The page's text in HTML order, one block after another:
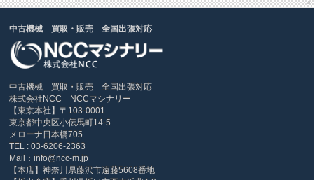
中古機械 買取・販売 全国出張対応
中古機械 買取・販売 全国出張対応
株式会社NCC NCCマシナリー
【東京本社】〒103-0001
東京都中央区小伝馬町14-5
メローナ日本橋705
TEL : 03-6206-2363
Mail：info@ncc-m.jp
【本店】神奈川県藤沢市遠藤5608番地